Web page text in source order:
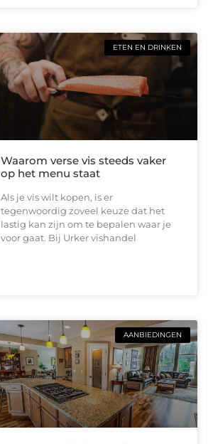
ETEN EN DRINKEN
Waarom verse vis steeds vaker
op het menu staat
Als je vis wilt kopen, is er
tegenwoordig zoveel keuze dat het
lastig kan zijn om te bepalen waar je
voor gaat. Bij Urker vishandel
AANBIEDINGEN